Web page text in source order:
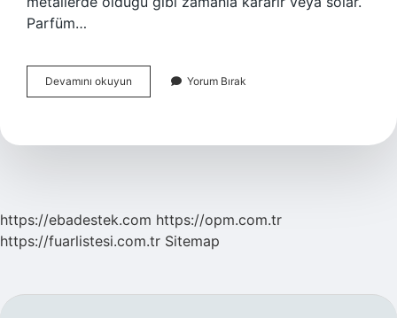
Parfüm…
Devamını okuyun
Kararma
Yorum Bırak
https://ebadestek.com https://opm.com.tr
https://fuarlistesi.com.tr Sitemap